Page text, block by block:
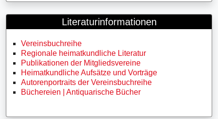
Literaturinformationen
Vereinsbuchreihe
Regionale heimatkundliche Literatur
Publikationen der Mitgliedsvereine
Heimatkundliche Aufsätze und Vorträge
Autorenportraits der Vereinsbuchreihe
Büchereien | Antiquarische Bücher